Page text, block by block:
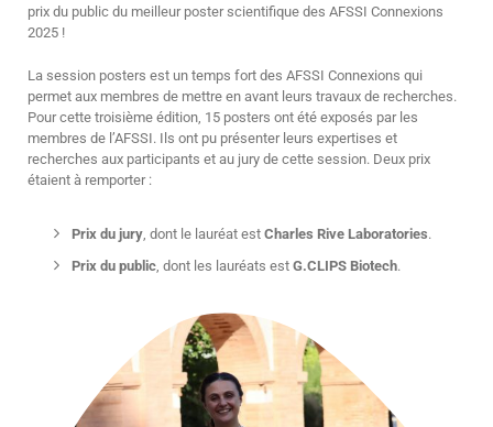
prix du public du meilleur poster scientifique des AFSSI Connexions
2025 !
La session posters est un temps fort des AFSSI Connexions qui
permet aux membres de mettre en avant leurs travaux de recherches.
Pour cette troisième édition, 15 posters ont été exposés par les
membres de l’AFSSI. Ils ont pu présenter leurs expertises et
recherches aux participants et au jury de cette session. Deux prix
étaient à remporter :
Prix du jury , dont le lauréat est Charles Rive Laboratories.
Prix du public , dont les lauréats est G.CLIPS Biotech.